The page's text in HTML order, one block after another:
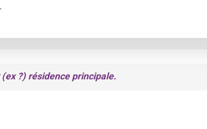
?) résidence principale.